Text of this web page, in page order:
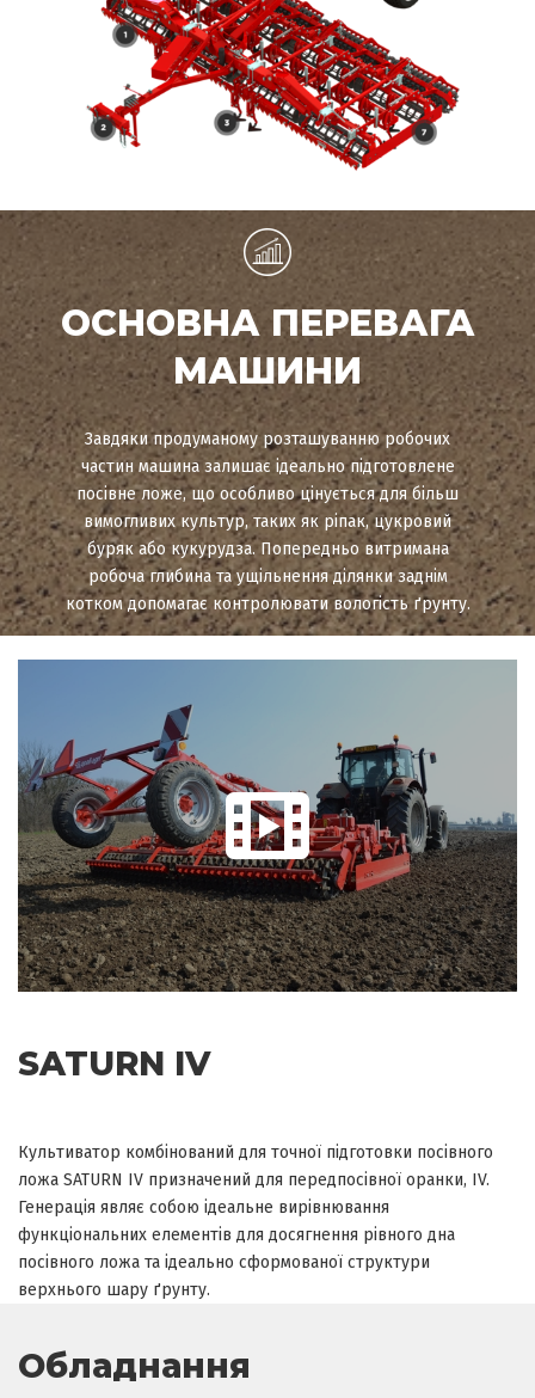
ОСНОВНА ПЕРЕВАГА
МАШИНИ
Завдяки продуманому розташуванню робочих
частин машина залишає ідеально підготовлене
посівне ложе, що особливо цінується для більш
вимогливих культур, таких як ріпак, цукровий
буряк або кукурудза. Попередньо витримана
робоча глибина та ущільнення ділянки заднім
котком допомагає контролювати вологість ґрунту.
SATURN IV
Культиватор комбінований для точної підготовки посівного
ложа SATURN IV призначений для передпосівної оранки, IV.
Генерація являє собою ідеальне вирівнювання
функціональних елементів для досягнення рівного дна
посівного ложа та ідеально сформованої структури
верхнього шару ґрунту.
Обладнання